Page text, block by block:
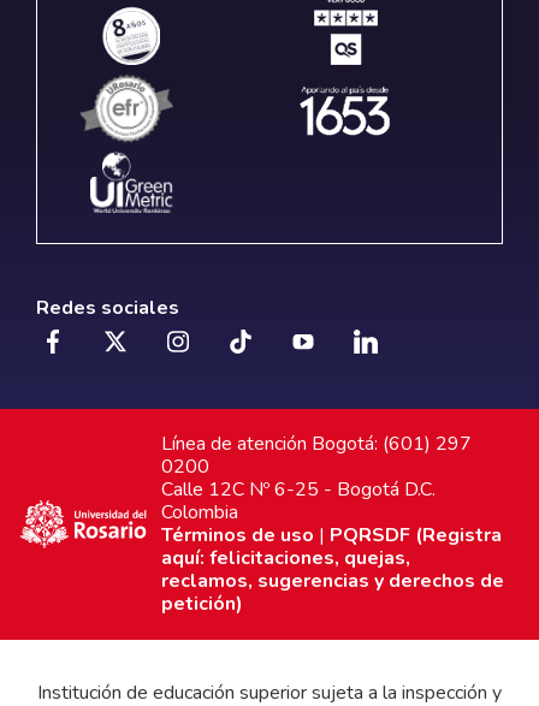
Redes sociales
Línea de atención Bogotá: (601) 297
0200
Calle 12C Nº 6-25 - Bogotá D.C.
Colombia
Términos de uso | PQRSDF (Registra
aquí: felicitaciones, quejas,
reclamos, sugerencias y derechos de
petición)
Institución de educación superior sujeta a la inspección y